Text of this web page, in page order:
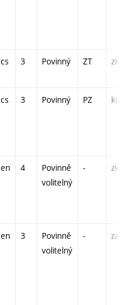
cs 3 Povinný ZT zk
cs 3 Povinný PZ kol
en 4
Povinně
volitelný
- zk
en 3
Povinně
volitelný
- zá